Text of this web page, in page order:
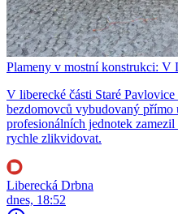
Plameny v mostní konstrukci: V
V liberecké části Staré
bezdomovců vybudovaný přímo
profesionálních jednotek
rychle zlikvidovat.
Liberecká Drbna
dnes, 18:52